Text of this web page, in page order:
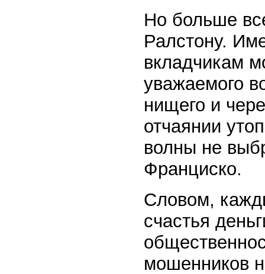
Но больше
Ралстону.
вкладчикам
уважаемого
нищего и
отчаянии
волны не
Франциско.
Словом,
счастья
мошенников